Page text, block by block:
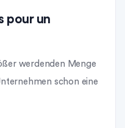
pour un
werdenden Menge
schon eine